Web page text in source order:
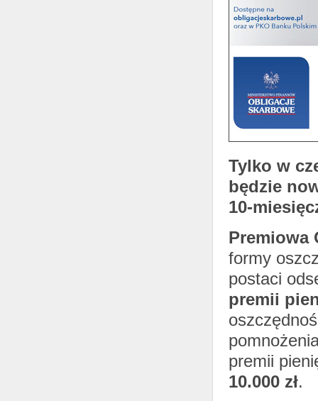
Tylko w
będzie
10-
Premiowa
formy
postaci
premii
premii
10.000 zł.